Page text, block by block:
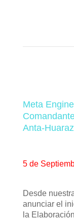
Meta
Anta-Huaraz
5 de
Desde
anunciar el
la